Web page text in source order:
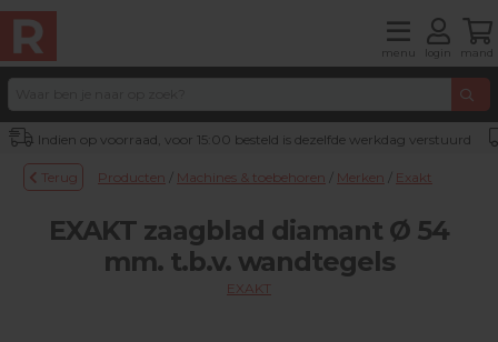
menu login mand
Indien op voorraad, voor 15:00 besteld is dezelfde werkdag verstuurd
Terug Producten / Machines & toebehoren / Merken / Exakt
EXAKT zaagblad diamant Ø 54
mm. t.b.v. wandtegels
EXAKT